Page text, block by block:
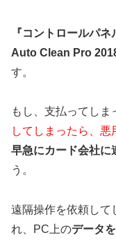
『コントロールパ
Auto Clean Pro
す。
もし、支払ってしま
してしまったら、悪
早急にカード会社に
う。
遠隔操作を依頼して
れ、PC上のデータ